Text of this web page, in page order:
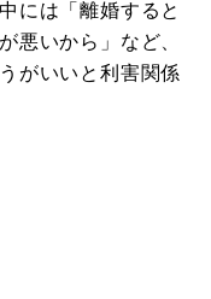
には「離婚すると
悪いから」など、
がいいと利害関係